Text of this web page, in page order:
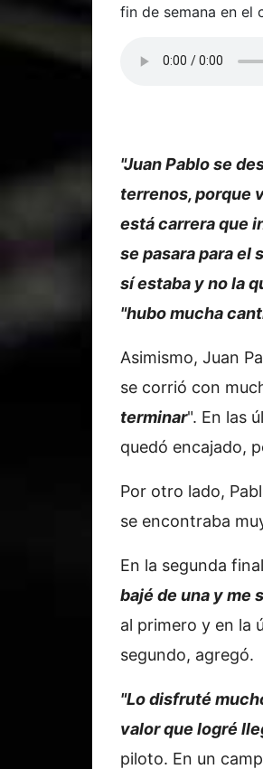
fin de semana en el
"Juan Pablo se
terrenos, porque
está carrera que
se pasara para el
sí estaba y no la
"hubo mucha
Asimismo, Juan
se corrió con
terminar". En las
quedó encajado,
Por otro lado,
se encontraba
En la segunda
bajé de una y me
al primero y en la
segundo, agregó.
"Lo disfruté
valor que logré
piloto. En un